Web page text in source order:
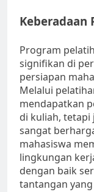
Keberadaan
Program
signifikan di
persiapan
Melalui
mendapatkan
di kuliah, tetapi
sangat
mahasiswa
lingkungan
dengan baik
tantangan